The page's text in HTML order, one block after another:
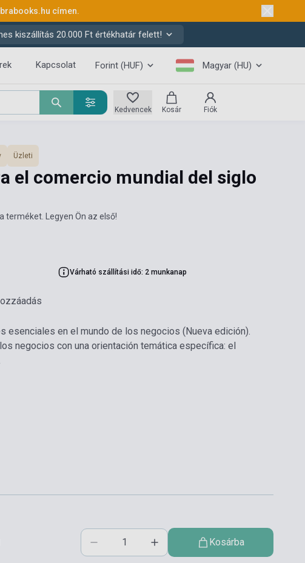
címen.
kiszállítás 20.000 Ft értékhatár felett!
Kapcsolat Forint (HUF) Magyar (HU)
Kedvencek Kosár Fiók
Üzleti
el comercio mundial del siglo
terméket. Legyen Ön az első!
Várható szállítási idő: 2 munkanap
esenciales en el mundo de los negocios (Nueva edición).
negocios con una orientación temática específica: el
Kosárba